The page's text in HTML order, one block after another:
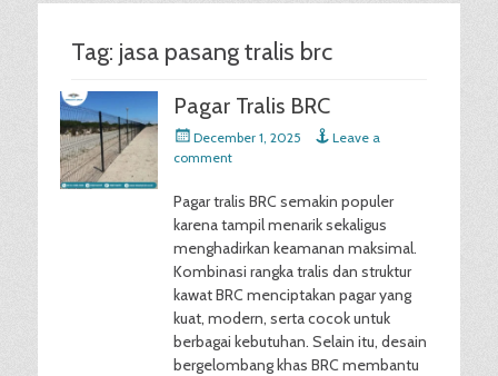
Tag: jasa pasang tralis brc
Pagar Tralis BRC
Posted
on
December 1, 2025
Leave a
comment
Pagar tralis BRC semakin populer
karena tampil menarik sekaligus
menghadirkan keamanan maksimal.
Kombinasi rangka tralis dan struktur
kawat BRC menciptakan pagar yang
kuat, modern, serta cocok untuk
berbagai kebutuhan. Selain itu, desain
bergelombang khas BRC membantu